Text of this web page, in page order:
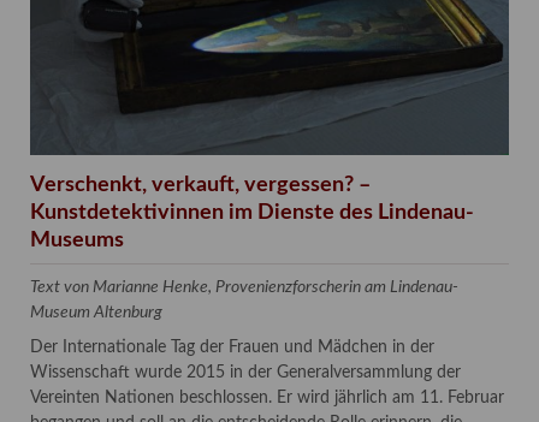
Verschenkt, verkauft, vergessen? –
Kunstdetektivinnen im Dienste des Lindenau-
Museums
Text von Marianne Henke, Provenienzforscherin am Lindenau-
Museum Altenburg
Der Internationale Tag der Frauen und Mädchen in der
Wissenschaft wurde 2015 in der Generalversammlung der
Vereinten Nationen beschlossen. Er wird jährlich am 11. Februar